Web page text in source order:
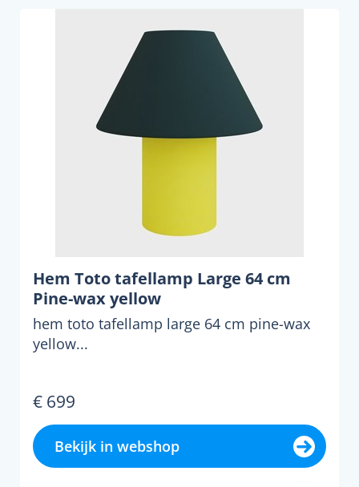
Hem Toto tafellamp Large 64 cm
Pine-wax yellow
hem toto tafellamp large 64 cm pine-wax
yellow...
€ 699
Bekijk in webshop